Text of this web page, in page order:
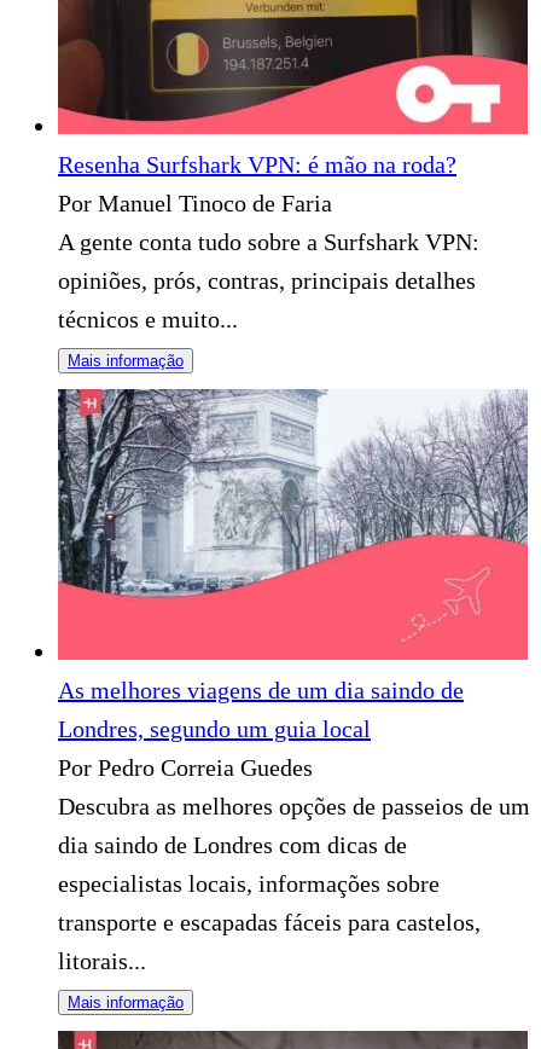
Resenha Surfshark VPN: é mão na roda?
Por Manuel Tinoco de Faria
A gente conta tudo sobre a Surfshark VPN:
opiniões, prós, contras, principais detalhes
técnicos e muito...
Mais informação
As melhores viagens de um dia saindo de
Londres, segundo um guia local
Por Pedro Correia Guedes
Descubra as melhores opções de passeios de um
dia saindo de Londres com dicas de
especialistas locais, informações sobre
transporte e escapadas fáceis para castelos,
litorais...
Mais informação